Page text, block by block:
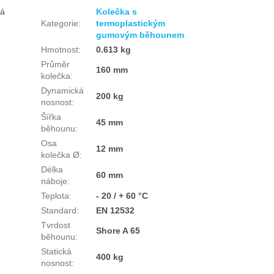
Kategorie:
Kolečka s
termoplastickým
gumovým běhounem
Hmotnost:
0.613 kg
Průměr
kolečka:
160 mm
Dynamická
nosnost:
200 kg
Šířka
běhounu:
45 mm
Osa
kolečka Ø:
12 mm
Délka
náboje:
60 mm
Teplota:
- 20 / + 60 °C
Standard:
EN 12532
Tvrdost
běhounu:
Shore A 65
Statická
nosnost:
400 kg